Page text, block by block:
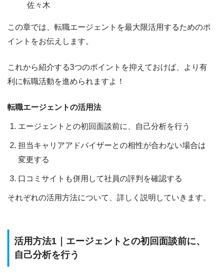
佐々木
この章では、転職エージェントを最大限活用するためのポ
イントをお伝えします。
これから紹介する3つのポイントを抑えておけば、より有
利に転職活動を進められますよ！
転職エージェントの活用法
エージェントとの初回面談前に、自己分析を行う
担当キャリアアドバイザーとの相性が合わない場合は
変更する
口コミサイトも併用して社員の評判を確認する
それぞれの活用方法について、詳しく説明していきます。
活用方法1｜エージェントとの初回面談前に、
自己分析を行う